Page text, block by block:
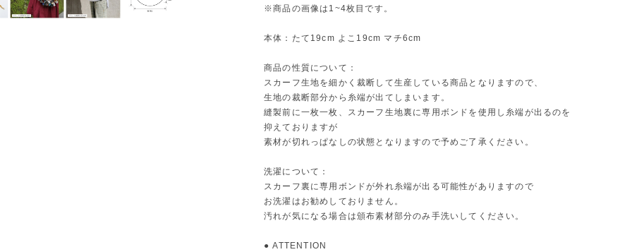
※商品の画像は1~4枚目です。
本体：たて19cm よこ19cm マチ6cm
商品の性質について：
スカーフ生地を細かく裁断して生産している商品となりますので、
生地の裁断部分から糸端が出てしまいます。
縫製前に一枚一枚、スカーフ生地裏に専用ボンドを使用し糸端が出るのを
抑えておりますが
素材が切れっぱなしの状態となりますので予めご了承ください。
洗濯について：
スカーフ裏に専用ボンドが外れ糸端が出る可能性がありますので
お洗濯はお勧めしておりません。
汚れが気になる場合は頒布素材部分のみ手洗いしてください。
● ATTENTION